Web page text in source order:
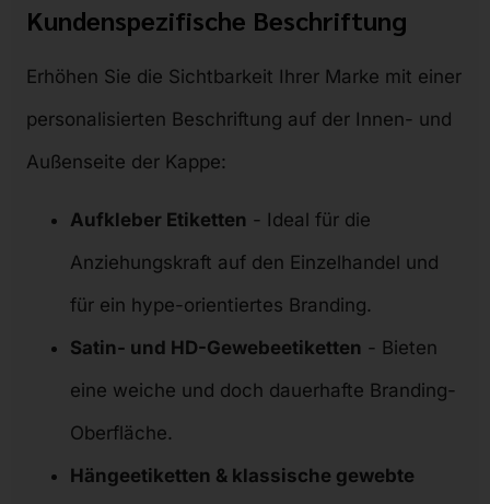
Kundenspezifische Beschriftung
Erhöhen Sie die Sichtbarkeit Ihrer Marke mit einer
personalisierten Beschriftung auf der Innen- und
Außenseite der Kappe:
Aufkleber Etiketten - Ideal für die
Anziehungskraft auf den Einzelhandel und
für ein hype-orientiertes Branding.
Satin- und HD-Gewebeetiketten - Bieten
eine weiche und doch dauerhafte Branding-
Oberfläche.
Hängeetiketten & klassische gewebte